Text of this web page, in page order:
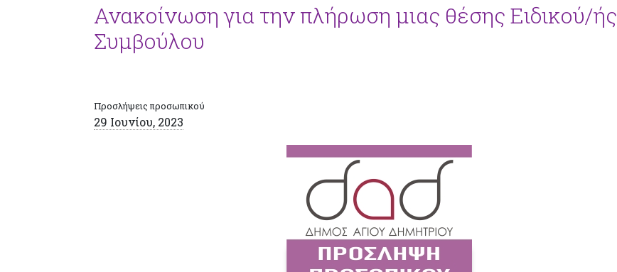
Ανακοίνωση για την πλήρωση μιας θέσης Ειδικού/ής
Συμβούλου
Προσλήψεις προσωπικού
29 Ιουνίου, 2023